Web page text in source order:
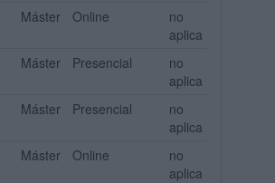
Máster Online
no
aplica
Máster Presencial
no
aplica
Máster Presencial
no
aplica
Máster Online
no
aplica